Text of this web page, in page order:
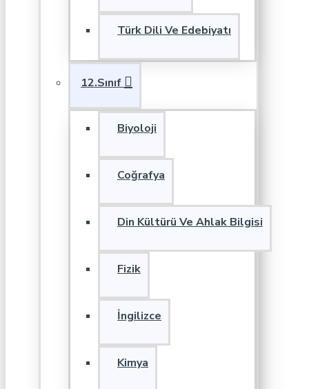
Türk Dili Ve Edebiyatı
12.Sınıf
Biyoloji
Coğrafya
Din Kültürü Ve Ahlak Bilgisi
Fizik
İngilizce
Kimya